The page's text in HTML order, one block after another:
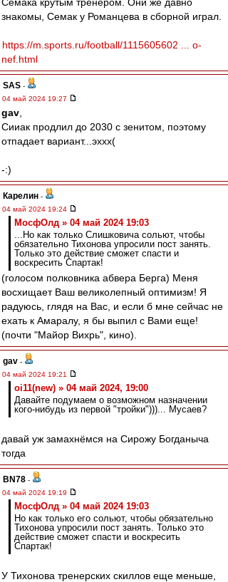
знакомы, Семак у Романцева в сборной играл.
https://m.sports.ru/football/1115605602 ... o-
nef.html
SAS -
04 май 2024 19:27
gav
Сииак продлил до 2030 с зенитом, поэтому
отпадает вариант...эххх(
-:)
Карелин -
04 май 2024 19:24
МосфОлд » 04 май 2024 19:03
...Но как только Слишковича сольют, чтобы
обязательно Тихонова упросили пост занять.
Только это действие сможет спасти и
воскресить Спартак!
(голосом полковника абвера Берга) Меня
восхищает Ваш великолепный оптимизм! Я
радуюсь, глядя на Вас, и если б мне сейчас не
ехать к Амаралу, я бы выпил с Вами еще!
(почти "Майор Вихрь", кино).
gav -
04 май 2024 19:21
oi11(new) » 04 май 2024, 19:00
Давайте подумаем о возможном назначении
кого-нибудь из первой "тройки")))... Мусаев?
давай уж замахнёмся на Сирожу Богданыча
тогда
BN78 -
04 май 2024 19:19
МосфОлд » 04 май 2024 19:03
Но как только его сольют, чтобы обязательно
Тихонова упросили пост занять. Только это
действие сможет спасти и воскресить
Спартак!
У Тихонова тренерских скиллов еще меньше,